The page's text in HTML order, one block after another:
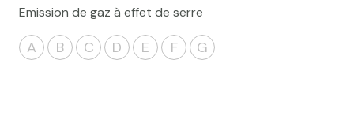
Emission de gaz à effet de serre
A B C D E F G